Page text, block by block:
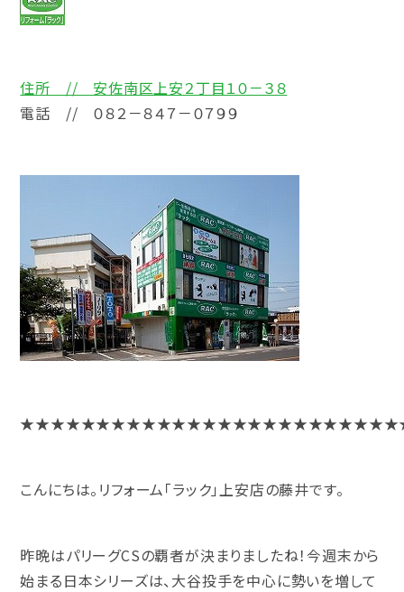
住所 // 安佐南区上安２丁目１０－３８
電話 // ０８２－８４７－０７９９
こんにちは。リフォーム「ラック」上安店の藤井です。
昨晩はパリーグCSの覇者が決まりましたね！今週末から
始まる日本シリーズは、大谷投手を中心に勢いを増して